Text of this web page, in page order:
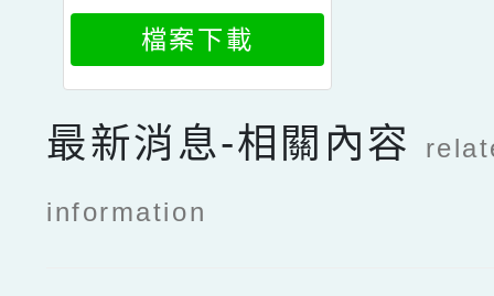
險大作戰暑期夏
令營_騎馬釘_2
檔案下載
最新消息-相關內容
information